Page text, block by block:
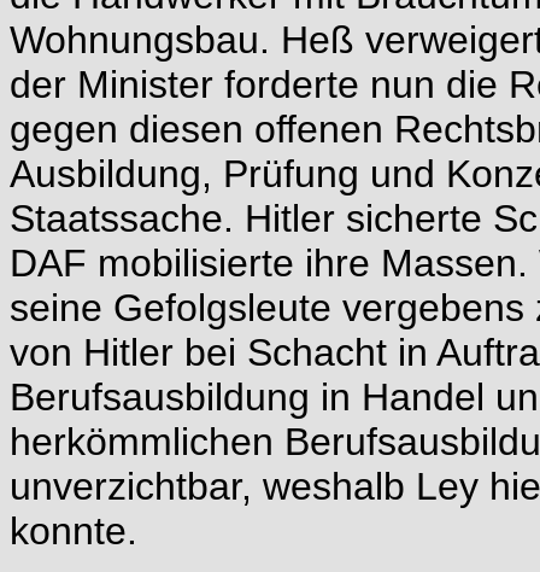
Wohnungsbau. Heß
der Minister forderte nun die
gegen diesen offenen
Ausbildung, Prüfung und
Staatssache. Hitler sicherte
DAF mobilisierte ihre
seine Gefolgsleute
von Hitler bei Schacht in
Berufsausbildung in Handel
herkömmlichen
unverzichtbar, weshalb Ley
konnte.